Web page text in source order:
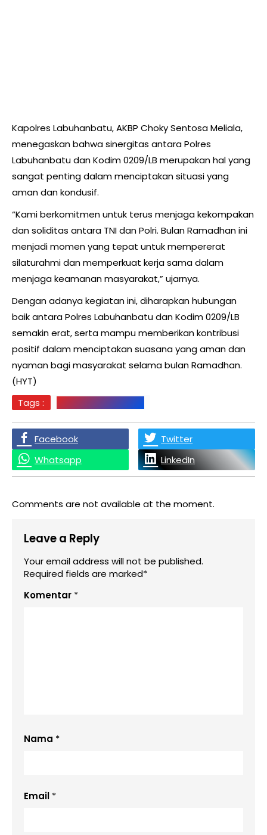
Kapolres Labuhanbatu, AKBP Choky Sentosa Meliala,
menegaskan bahwa sinergitas antara Polres
Labuhanbatu dan Kodim 0209/LB merupakan hal yang
sangat penting dalam menciptakan situasi yang
aman dan kondusif.
“Kami berkomitmen untuk terus menjaga kekompakan
dan soliditas antara TNI dan Polri. Bulan Ramadhan ini
menjadi momen yang tepat untuk mempererat
silaturahmi dan memperkuat kerja sama dalam
menjaga keamanan masyarakat,” ujarnya.
Dengan adanya kegiatan ini, diharapkan hubungan
baik antara Polres Labuhanbatu dan Kodim 0209/LB
semakin erat, serta mampu memberikan kontribusi
positif dalam menciptakan suasana yang aman dan
nyaman bagi masyarakat selama bulan Ramadhan.
(HYT)
Tags :
Facebook
Twitter
Whatsapp
LinkedIn
Comments are not available at the moment.
Leave a Reply
Your email address will not be published.
Required fields are marked*
Komentar *
Nama *
Email *